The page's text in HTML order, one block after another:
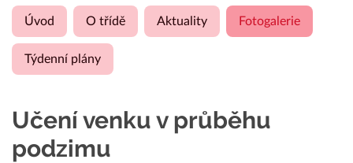
Úvod O třídě Aktuality Fotogalerie
Týdenní plány
Učení venku v průběhu
podzimu